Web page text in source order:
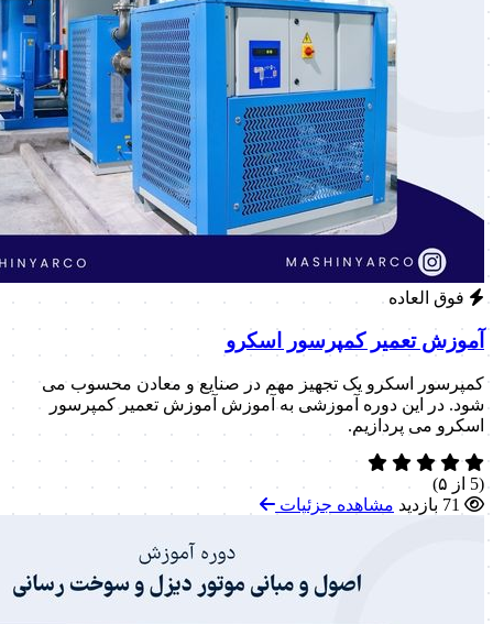
فوق العاده
آموزش تعمیر کمپرسور اسکرو
کمپرسور اسکرو یک تجهیز مهم در صنایع و معادن محسوب می
شود. در این دوره آموزشی به آموزش آموزش تعمیر کمپرسور
اسکرو می پردازیم.
(5 از ۵)
مشاهده جزئیات